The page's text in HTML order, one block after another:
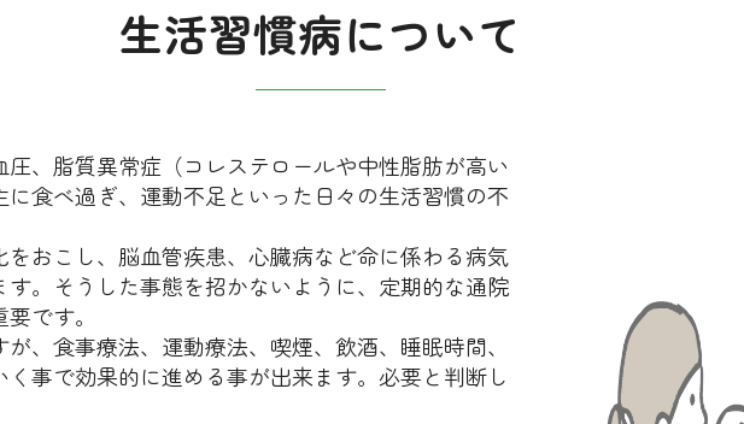
生活習慣病について
、脂質異常症（コレステロールや中性脂肪が高い
食べ過ぎ、運動不足といった日々の生活習慣の不
おこし、脳血管疾患、心臓病など命に係わる病気
。そうした事態を招かないように、定期的な通院
です。
、食事療法、運動療法、喫煙、飲酒、睡眠時間、
事で効果的に進める事が出来ます。必要と判断し